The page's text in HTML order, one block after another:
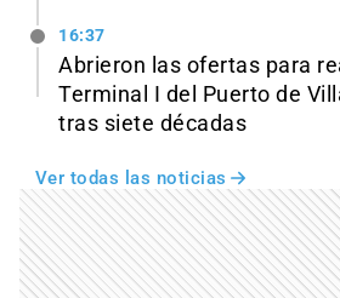
16:37
Abrieron las ofertas para
Terminal I del Puerto de
tras siete décadas
Ver todas las noticias